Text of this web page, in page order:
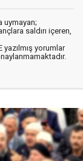
uymayan;
saldırı içeren,
yazılmış yorumlar